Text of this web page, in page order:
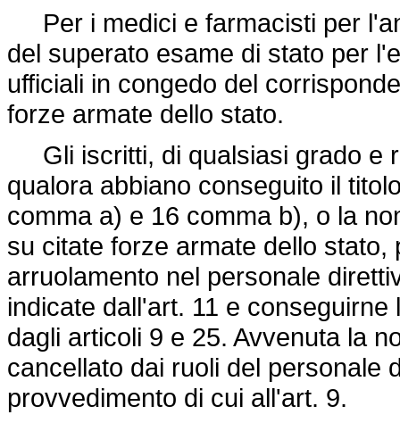
Per i medici e farmacisti per
del superato esame di stato per
ufficiali in congedo del
forze armate dello stato.
Gli iscritti, di qualsiasi grado e
qualora abbiano conseguito il
comma a) e 16 comma b), o la
su citate forze armate dello
arruolamento nel personale
indicate dall'art. 11 e
dagli articoli 9 e 25. Avvenuta la
cancellato dai ruoli del personale
provvedimento di cui all'art. 9.